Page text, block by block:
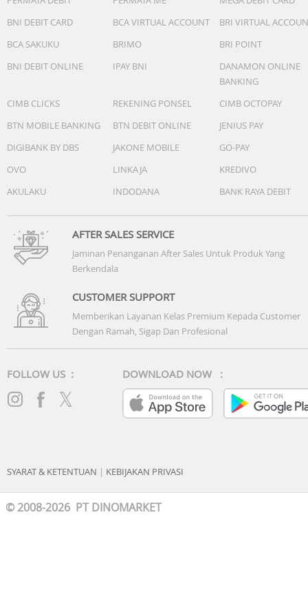
BNI DEBIT CARD
BCA VIRTUAL ACCOUNT
BRI VIRTUAL
BCA SAKUKU
BRIMO
BRI POINT
BNI DEBIT ONLINE
IPAY BNI
DANAMON ONLINE
BANKING
CIMB CLICKS
REKENING PONSEL
CIMB OCTOPAY
BTN MOBILE BANKING
BTN DEBIT ONLINE
JENIUS PAY
DIGIBANK BY DBS
JAKONE MOBILE
GO-PAY
OVO
LINKAJA
KREDIVO
AKULAKU
INDODANA BANK RAYA DEBIT
AFTER SALES SERVICE
Jaminan Penanganan After Sales Untuk Produk Yang
Berkendala
CUSTOMER SUPPORT
Memberikan Layanan Kelas Premium Kepada Customer
Dengan Ramah, Sigap Dan Profesional
FOLLOW US : DOWNLOAD NOW :
SYARAT & KETENTUAN | KEBIJAKAN PRIVASI
© 2008-2026 PT DINOMARKET